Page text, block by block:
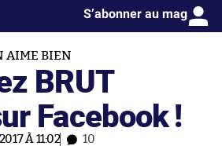
S’abonner au mag
AIME BIEN
BRUT
Facebook !
À 11:02 10